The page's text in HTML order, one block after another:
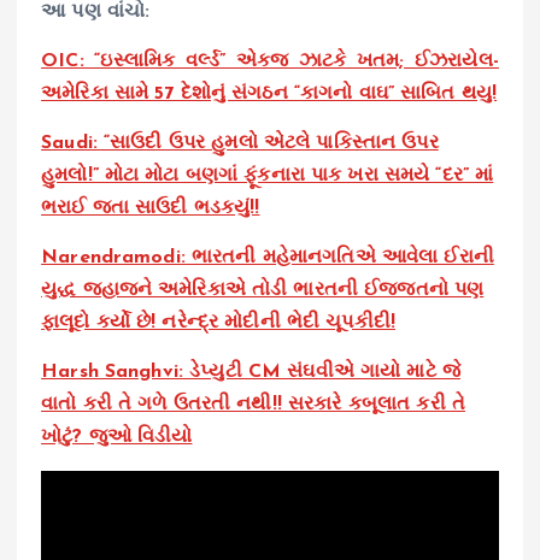
આ પણ વાંચો:
OIC: “ઇસ્લામિક વર્લ્ડ” એકજ ઝાટકે ખતમ; ઈઝરાયેલ-
અમેરિકા સામે 57 દેશોનું સંગઠન “કાગનો વાઘ” સાબિત થયુ!
Saudi: “સાઉદી ઉપર હુમલો એટલે પાકિસ્તાન ઉપર
હુમલો!” મોટા મોટા બણગાં ફૂંકનારા પાક ખરા સમયે “દર” માં
ભરાઈ જતા સાઉદી ભડકયું!!
Narendramodi: ભારતની મહેમાનગતિએ આવેલા ઈરાની
યુદ્ધ જહાજને અમેરિકાએ તોડી ભારતની ઈજ્જતનો પણ
ફાલૂદો કર્યો છે! નરેન્દ્ર મોદીની ભેદી ચૂપકીદી!
Harsh Sanghvi: ડેપ્યુટી CM સંઘવીએ ગાયો માટે જે
વાતો કરી તે ગળે ઉતરતી નથી!! સરકારે કબૂલાત કરી તે
ખોટું? જુઓ વિડીયો